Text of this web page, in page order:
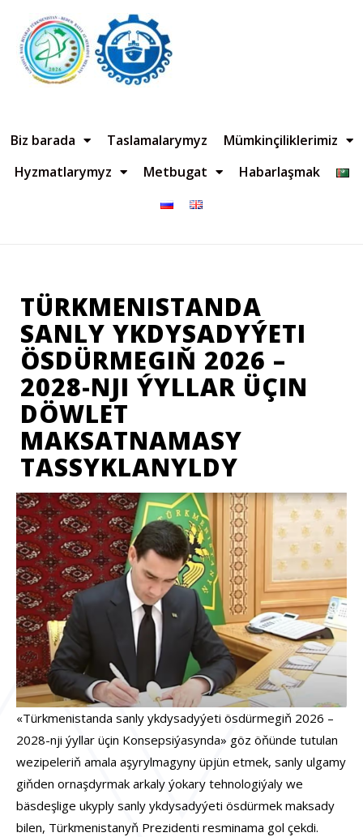
Biz barada Taslamalarymyz
Mümkinçiliklerimiz
Hyzmatlarymyz
Metbugat Habarlaşmak
TÜRKMENISTANDA
SANLY YKDYSADYÝETI
ÖSDÜRMEGIŇ 2026 –
2028-NJI ÝYLLAR ÜÇIN
DÖWLET
MAKSATNAMASY
TASSYKLANYLDY
«Türkmenistanda sanly ykdysadyýeti ösdürmegiň 2026 –
2028-nji ýyllar üçin Konsepsiýasynda» göz öňünde tutulan
wezipeleriň amala aşyrylmagyny üpjün etmek, sanly ulgamy
giňden ornaşdyrmak arkaly ýokary tehnologiýaly we
bäsdeşlige ukyply sanly ykdysadyýeti ösdürmek maksady
bilen, Türkmenistanyň Prezidenti resminama gol çekdi.